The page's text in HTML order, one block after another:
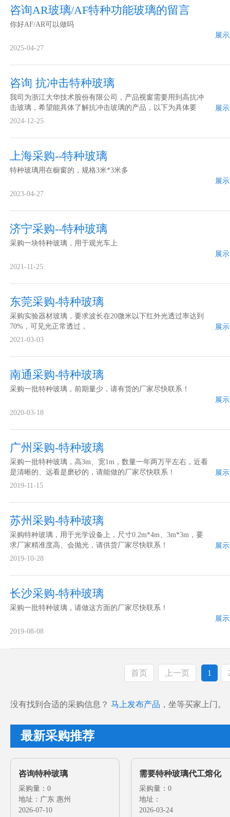
咨询AR玻璃/AF特种功能玻璃的留言
你好AF/AR可以做吗
展
2025-04-27
咨询 抗冲击特种玻璃
我司为浙江大华技术股份有限公司，产品视窗需要用到高抗冲
击玻璃，希望能具体了解抗冲击玻璃的产品，以下为具体要
求：1、对抗冲击要求较高，关于贵公司产品是否抗冲击等级能
玻璃需要透明，透光率≥89%
展
2024-12-25
上海采购--特种玻璃
特种玻璃用在橱窗的，规格3米*3米多
展
2023-04-27
济宁采购--特种玻璃
采购一块特种玻璃，用于观光车上
展
2021-11-25
东莞采购-特种玻璃
采购实验器材玻璃，要求波长在20微米以下红外光透过率达到
70%，可见光正常透过，
展
2021-03-03
南通采购-特种玻璃
采购一批特种玻璃，前期量少，请有货的厂家尽快联系！
展
2020-03-18
广州采购-特种玻璃
采购一批特种玻璃，高3m、宽1m，数量一年两万平左右，近看
是清晰的、远看是磨砂的，请能做的厂家尽快联系！
展
2019-11-15
苏州采购-特种玻璃
采购特种玻璃，用于光学设备上，尺寸0.2m*4m、3m*3m，要
求厂家精准度高、会抛光，请供货厂家尽快联系！
展
2019-10-28
长沙采购-特种玻璃
采购一批特种玻璃，请做这方面的厂家尽快联系！
展
2019-08-08
首页 上一页 1
没有找到合适的采购信息？ 马上发布产品 ，坐等买家上门。
最新采购推荐
咨询特种玻璃
采购量：0
地址：广东 惠州
2026-07-10
需要特种玻璃代工熔化
采购量：0
地址：
2026-03-24